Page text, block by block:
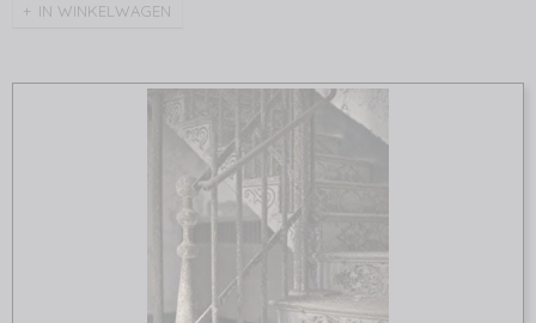
IN WINKELWAGEN